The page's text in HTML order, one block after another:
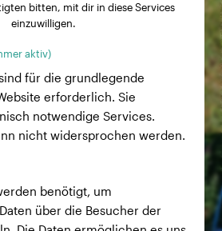
bitten, mit dir in diese Services
einzuwilligen.
aktiv)
für die grundlegende
erforderlich. Sie
notwendige Services.
nicht widersprochen werden.
benötigt, um
über die Besucher der